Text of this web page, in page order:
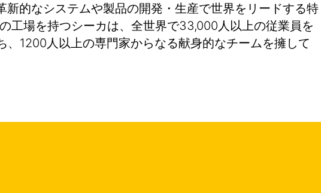
的なシステムや製品の開発・生産で世界をリードする特
工場を持つシーカは、全世界で33,000人以上の従業員を
1200人以上の専門家からなる献身的なチームを擁して